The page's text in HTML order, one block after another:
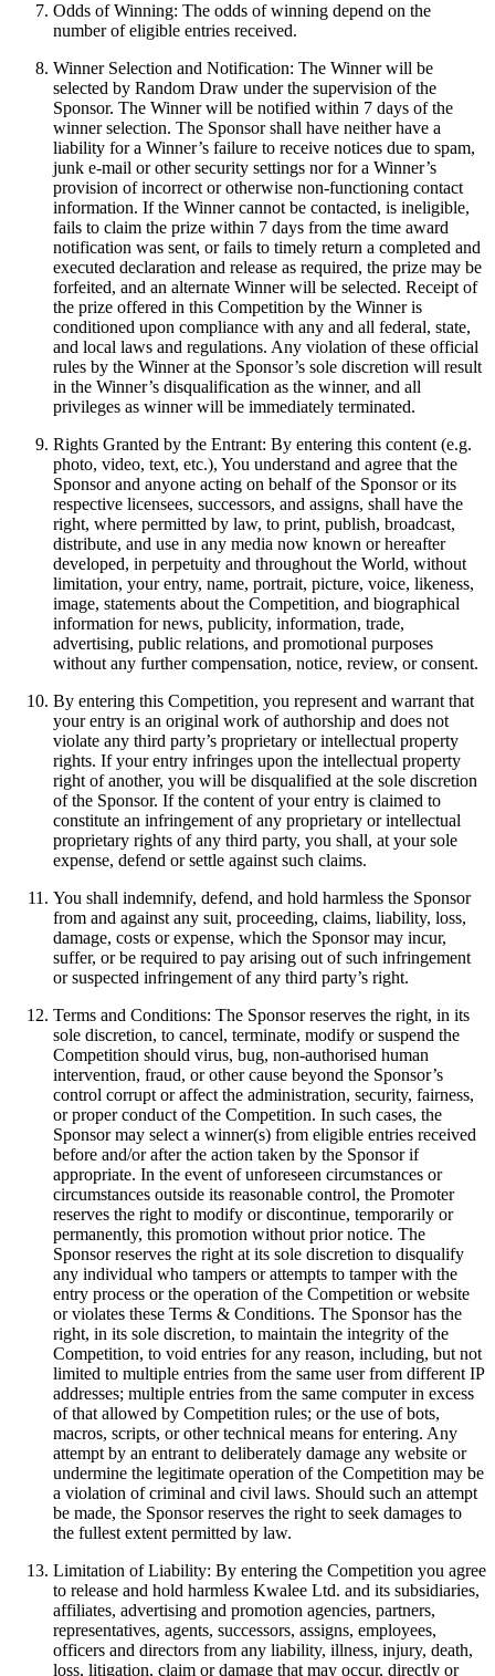
Odds of Winning: The odds of winning depend on the
number of eligible entries received.
Winner Selection and Notification: The Winner will be
selected by Random Draw under the supervision of the
Sponsor. The Winner will be notified within 7 days of the
winner selection. The Sponsor shall have neither have a
liability for a Winner’s failure to receive notices due to spam,
junk e-mail or other security settings nor for a Winner’s
provision of incorrect or otherwise non-functioning contact
information. If the Winner cannot be contacted, is ineligible,
fails to claim the prize within 7 days from the time award
notification was sent, or fails to timely return a completed and
executed declaration and release as required, the prize may be
forfeited, and an alternate Winner will be selected. Receipt of
the prize offered in this Competition by the Winner is
conditioned upon compliance with any and all federal, state,
and local laws and regulations. Any violation of these official
rules by the Winner at the Sponsor’s sole discretion will result
in the Winner’s disqualification as the winner, and all
privileges as winner will be immediately terminated.
Rights Granted by the Entrant: By entering this content (e.g.
photo, video, text, etc.), You understand and agree that the
Sponsor and anyone acting on behalf of the Sponsor or its
respective licensees, successors, and assigns, shall have the
right, where permitted by law, to print, publish, broadcast,
distribute, and use in any media now known or hereafter
developed, in perpetuity and throughout the World, without
limitation, your entry, name, portrait, picture, voice, likeness,
image, statements about the Competition, and biographical
information for news, publicity, information, trade,
advertising, public relations, and promotional purposes
without any further compensation, notice, review, or consent.
By entering this Competition, you represent and warrant that
your entry is an original work of authorship and does not
violate any third party’s proprietary or intellectual property
rights. If your entry infringes upon the intellectual property
right of another, you will be disqualified at the sole discretion
of the Sponsor. If the content of your entry is claimed to
constitute an infringement of any proprietary or intellectual
proprietary rights of any third party, you shall, at your sole
expense, defend or settle against such claims.
You shall indemnify, defend, and hold harmless the Sponsor
from and against any suit, proceeding, claims, liability, loss,
damage, costs or expense, which the Sponsor may incur,
suffer, or be required to pay arising out of such infringement
or suspected infringement of any third party’s right.
Terms and Conditions: The Sponsor reserves the right, in its
sole discretion, to cancel, terminate, modify or suspend the
Competition should virus, bug, non-authorised human
intervention, fraud, or other cause beyond the Sponsor’s
control corrupt or affect the administration, security, fairness,
or proper conduct of the Competition. In such cases, the
Sponsor may select a winner(s) from eligible entries received
before and/or after the action taken by the Sponsor if
appropriate. In the event of unforeseen circumstances or
circumstances outside its reasonable control, the Promoter
reserves the right to modify or discontinue, temporarily or
permanently, this promotion without prior notice. The
Sponsor reserves the right at its sole discretion to disqualify
any individual who tampers or attempts to tamper with the
entry process or the operation of the Competition or website
or violates these Terms & Conditions. The Sponsor has the
right, in its sole discretion, to maintain the integrity of the
Competition, to void entries for any reason, including, but not
limited to multiple entries from the same user from different IP
addresses; multiple entries from the same computer in excess
of that allowed by Competition rules; or the use of bots,
macros, scripts, or other technical means for entering. Any
attempt by an entrant to deliberately damage any website or
undermine the legitimate operation of the Competition may be
a violation of criminal and civil laws. Should such an attempt
be made, the Sponsor reserves the right to seek damages to
the fullest extent permitted by law.
Limitation of Liability: By entering the Competition you agree
to release and hold harmless Kwalee Ltd. and its subsidiaries,
affiliates, advertising and promotion agencies, partners,
representatives, agents, successors, assigns, employees,
officers and directors from any liability, illness, injury, death,
loss, litigation, claim or damage that may occur, directly or